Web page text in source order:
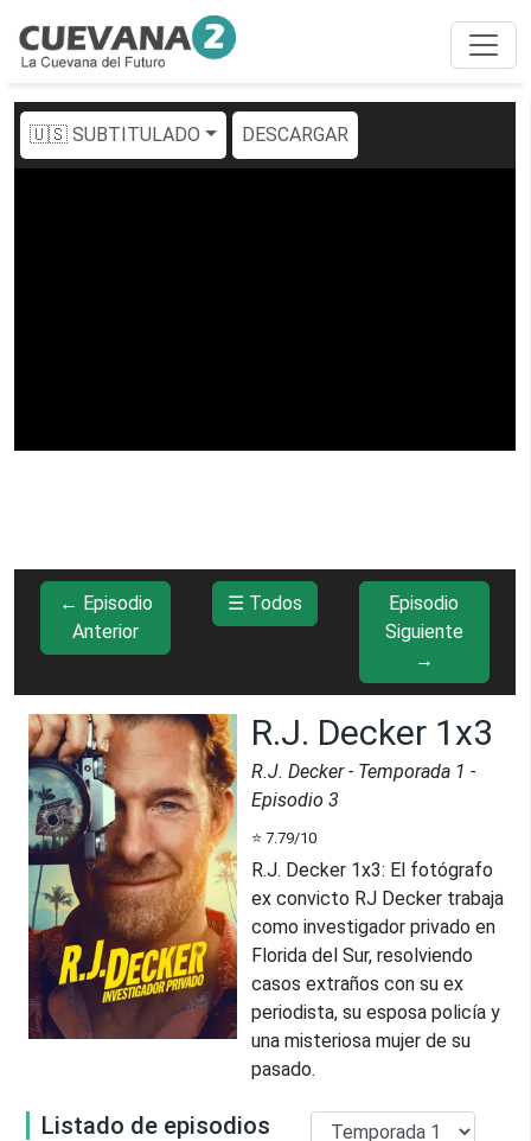
🇺🇸 SUBTITULADO DESCARGAR
← Episodio
Anterior
☰ Todos
Episodio
Siguiente
→
R.J. Decker 1x3
R.J. Decker- Temporada 1 -
Episodio 3
⭐ 7.79/10
R.J. Decker 1x3: El fotógrafo
ex convicto RJ Decker trabaja
como investigador privado en
Florida del Sur, resolviendo
casos extraños con su ex
periodista, su esposa policía y
una misteriosa mujer de su
pasado.
Listado de episodios